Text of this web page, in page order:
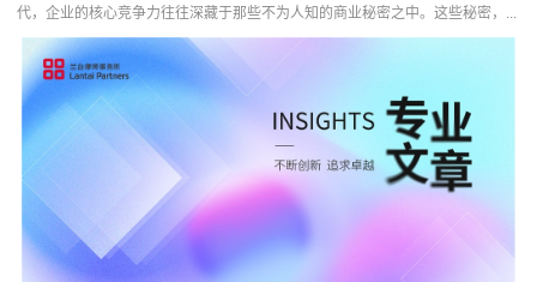
代，企业的核心竞争力往往深藏于那些不为人知的商业秘密之中。这些秘密，...